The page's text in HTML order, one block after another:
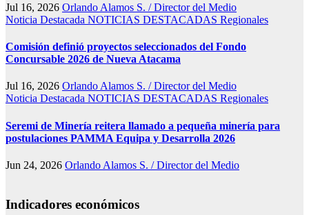
Jul 16, 2026 Orlando Alamos S. / Director del Medio
Noticia Destacada NOTICIAS DESTACADAS Regionales
Comisión definió proyectos seleccionados del Fondo
Concursable 2026 de Nueva Atacama
Jul 16, 2026 Orlando Alamos S. / Director del Medio
Noticia Destacada NOTICIAS DESTACADAS Regionales
Seremi de Minería reitera llamado a pequeña minería para
postulaciones PAMMA Equipa y Desarrolla 2026
Jun 24, 2026 Orlando Alamos S. / Director del Medio
Indicadores económicos